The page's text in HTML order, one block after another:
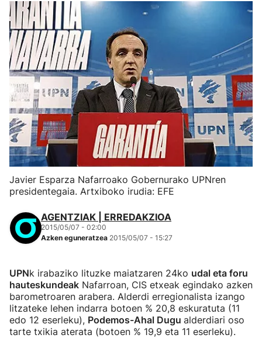
Javier Esparza Nafarroako Gobernurako UPNren
presidentegaia. Artxiboko irudia: EFE
AGENTZIAK | ERREDAKZIOA
2015/05/07 - 02:00
Azken eguneratzea 2015/05/07 - 15:27
UPNk irabaziko lituzke maiatzaren 24ko udal eta foru
hauteskundeak Nafarroan, CIS etxeak egindako azken
barometroaren arabera. Alderdi erregionalista izango
litzateke lehen indarra botoen % 20,8 eskuratuta (11
edo 12 eserleku), Podemos-Ahal Dugu alderdiari oso
tarte txikia aterata (botoen % 19,9 eta 11 eserleku).